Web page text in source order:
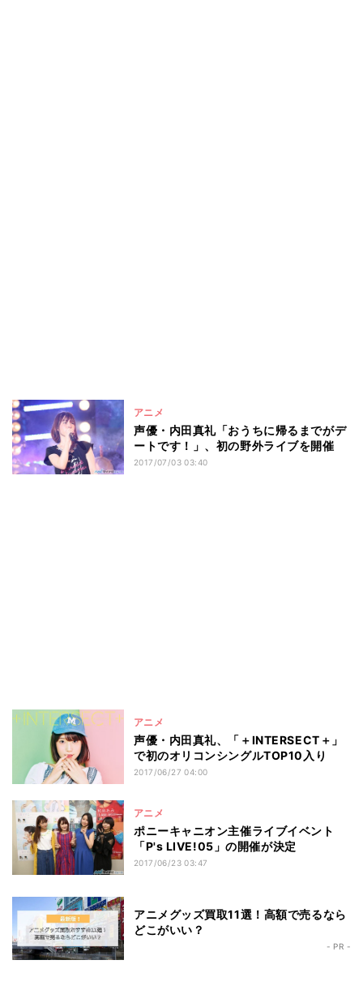
アニメ
声優・内田真礼「おうちに帰るまでがデ
ートです！」、初の野外ライブを開催
2017/07/03 03:40
アニメ
声優・内田真礼、「＋INTERSECT＋」
で初のオリコンシングルTOP10入り
2017/06/27 04:00
アニメ
ポニーキャニオン主催ライブイベント
「P's LIVE!05」の開催が決定
2017/06/23 03:47
アニメグッズ買取11選！高額で売るなら
どこがいい？
- PR -